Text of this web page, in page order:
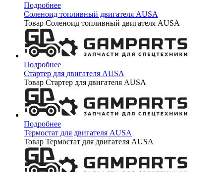
Подробнее
Соленоид топливный двигателя AUSA
Товар Соленоид топливный двигателя AUSA
Подробнее
Стартер для двигателя AUSA
Товар Стартер для двигателя AUSA
Подробнее
Термостат для двигателя AUSA
Товар Термостат для двигателя AUSA